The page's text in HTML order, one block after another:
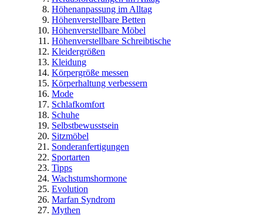
Höhenanpassung im Alltag
Höhenverstellbare Betten
Höhenverstellbare Möbel
Höhenverstellbare Schreibtische
Kleidergrößen
Kleidung
Körpergröße messen
Körperhaltung verbessern
Mode
Schlafkomfort
Schuhe
Selbstbewusstsein
Sitzmöbel
Sonderanfertigungen
Sportarten
Tipps
Wachstumshormone
Evolution
Marfan Syndrom
Mythen